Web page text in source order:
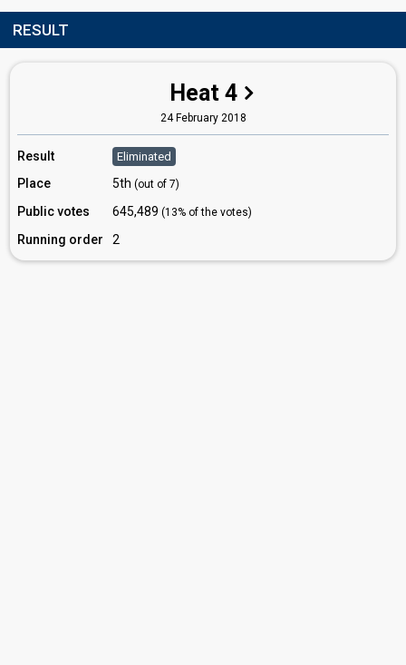
RESULT
Heat 4
24 February 2018
Result Eliminated
Place 5th (out of 7)
Public votes 645,489 (13% of the votes)
Running order 2